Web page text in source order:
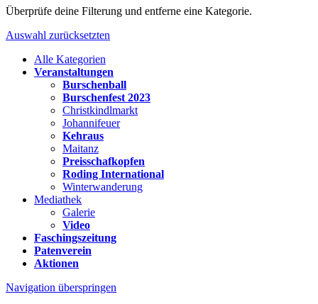
Überprüfe deine Filterung und entferne eine Kategorie.
Auswahl zurücksetzten
Alle Kategorien
Veranstaltungen
Burschenball
Burschenfest 2023
Christkindlmarkt
Johannifeuer
Kehraus
Maitanz
Preisschafkopfen
Roding International
Winterwanderung
Mediathek
Galerie
Video
Faschingszeitung
Patenverein
Aktionen
Navigation überspringen